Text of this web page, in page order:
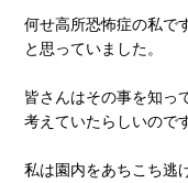
何せ高所恐怖症の私で
と思っていました。
皆さんはその事を知っ
考えていたらしいので
私は園内をあちこち逃